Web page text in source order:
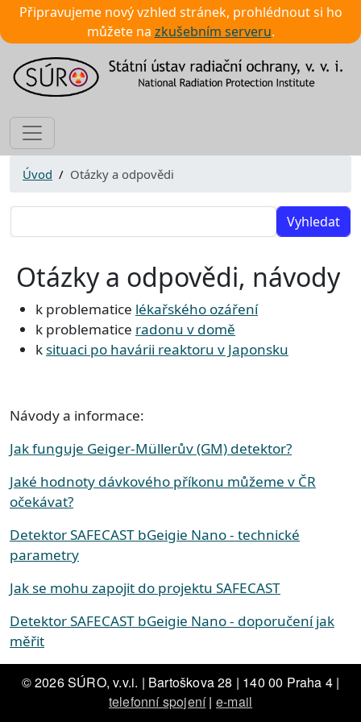
Připravujeme nový vzhled stránek, prohlédnout si ho
můžete na zkušebním serveru.
Úvod Otázky a odpovědi
Otázky a odpovědi, návody
k problematice lékařského ozáření
k problematice radonu v domě
ksituaci po havárii reaktoru v Japonsku
Návody a informace:
Jak funguje Geiger-Müllerův (GM) detektor?
Jaké hodnoty dávkového příkonu můžeme v ČR
očekávat?
Detektor SAFECAST bGeigie Nano - technické
parametry
Jak se mohu zapojit do projektu SAFECAST
Detektor SAFECAST bGeigie Nano - doporučení jak
měřit
Vyhledat
© 2026 SÚRO, v.v.i. | Bartoškova 28 | 140 00 Praha 4 |
telefonní spojení| e-mail